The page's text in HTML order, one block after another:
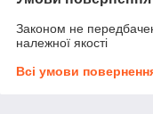
Законом не
належної якості
Всі умови